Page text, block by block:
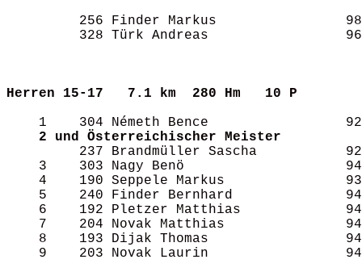
256 Finder Markus
328 Türk Andreas
Herren 15-17
7.1 km  280 Hm   10 P
1    304 Németh Bence
2 und Österreichischer Meister
237 Brandmüller Sascha
3    303 Nagy Benö
4    190 Seppele Markus
5    240 Finder Bernhard
6    192 Pletzer Matthias
7    204 Novak Matthias
8    193 Dijak Thomas
9    203 Novak Laurin